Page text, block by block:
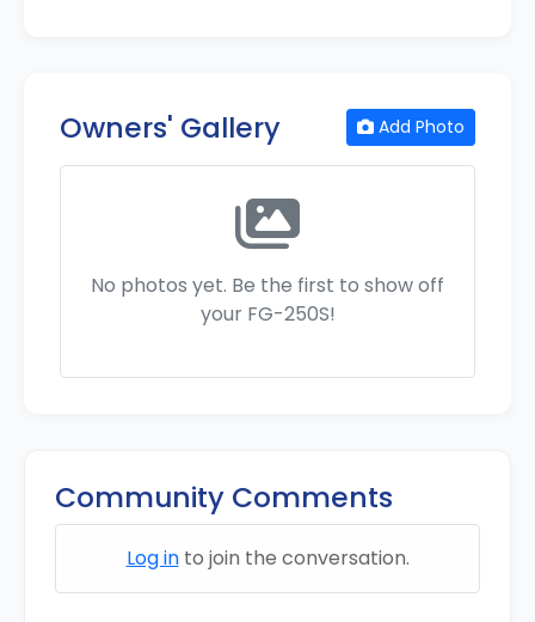
Owners' Gallery Add Photo
No photos yet. Be the first to show off
your FG-250S!
Community Comments
Log into join the conversation.